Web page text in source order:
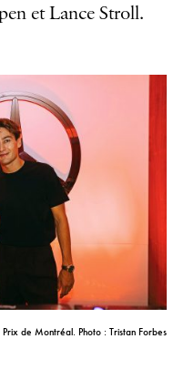
et Lance Stroll.
de Montréal. Photo : Tristan Forbes